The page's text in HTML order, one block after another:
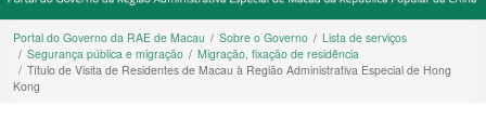
Portal do Governo da RAE de Macau Sobre o Governo
Lista de serviços
Segurança pública e migração
Migração, fixação de residência
Título de Visita de Residentes de Macau à Região Administrativa Especial de Hong
Kong